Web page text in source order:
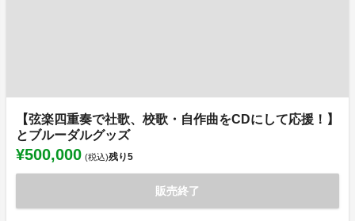
【弦楽四重奏で社歌、校歌・自作曲をCDにして応援！】
とブルーダルグッズ
¥500,000 (税込)残り5
販売終了